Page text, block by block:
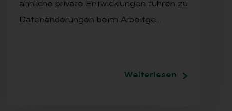
ähnliche private Entwicklungen führen zu
Datenänderungen beim Arbeitge…
Weiterlesen